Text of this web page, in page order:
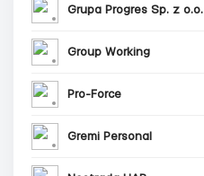
Grupa Progres Sp. z o.o.
Group Working
Pro-Force
Gremi Personal